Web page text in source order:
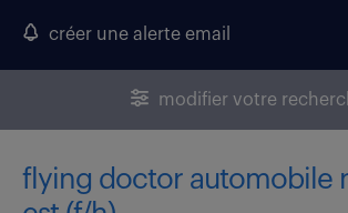
créer une alerte email
modifier votre
flying doctor automobile